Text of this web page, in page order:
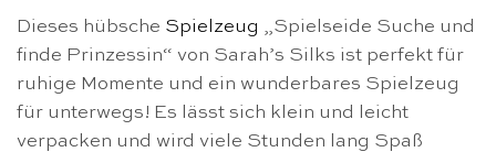
Dieses hübsche Spielzeug „Spielseide Suche und
finde Prinzessin“ von Sarah’s Silks ist perfekt für
ruhige Momente und ein wunderbares Spielzeug
für unterwegs! Es lässt sich klein und leicht
verpacken und wird viele Stunden lang Spaß